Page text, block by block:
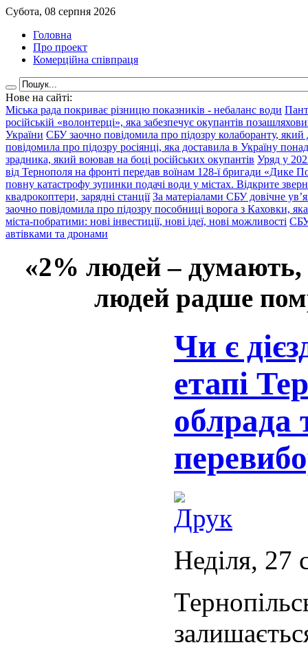
Субота, 08 серпня 2026
Головна
Про проект
Комерційна співпраця
Нове на сайті:
Міська рада покриває різницю показників - небаланс води
російській «волонтерці», яка забезпечує окупантів
України СБУ заочно повідомила про підозру колаборанту,
повідомила про підозру росіянці, яка доставила в Україну
зрадника, який воював на боці російських окупантів Уряд у
від Тернополя на фронті передав воїнам 128-ї бригади «Дике
повну катастрофу зупинки подачі води у містах. Відкрите
квадрокоптери, зарядні станції За матеріалами СБУ довічне
заочно повідомила про підозру пособниці ворога з Каховки,
міста-побратими: нові інвестиції, нові ідеї, нові можливості СБУ
автівками та дронами
«2% людей –
людей радше
Чи є
етапі
облрада
Неділя, 27